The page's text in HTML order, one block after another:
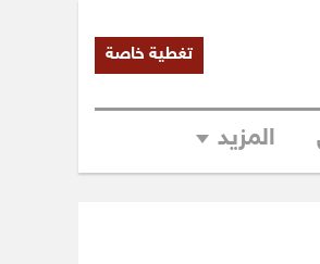
تغطية خاصة
المزيد